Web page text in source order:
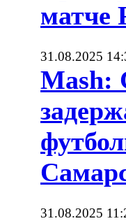
матче
31.08.2025
Mash:
31.08.2025